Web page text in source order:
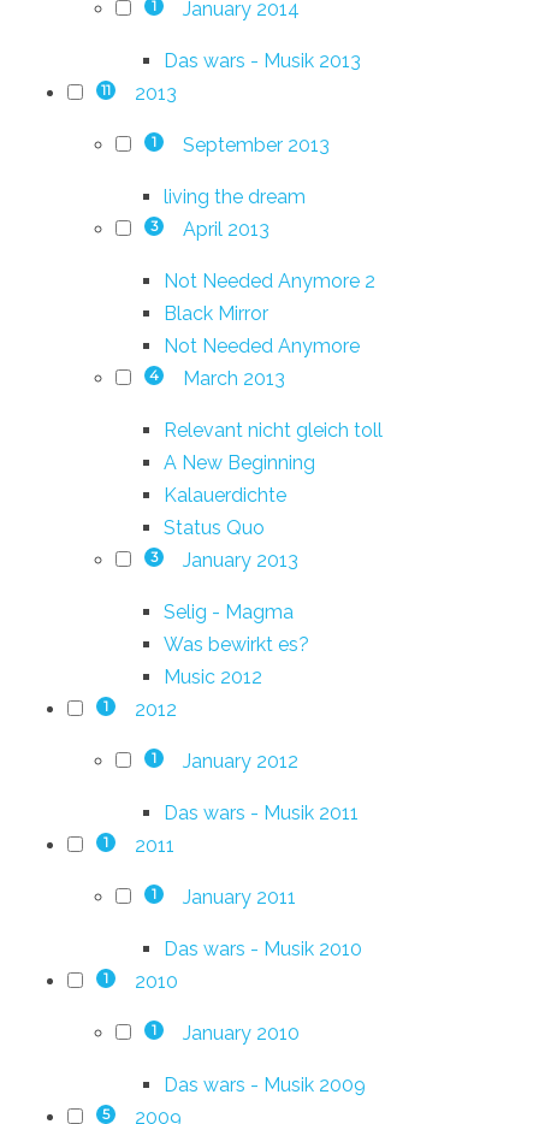
1 January 2014
Das wars - Musik 2013
11 2013
1 September 2013
living the dream
3 April 2013
Not Needed Anymore 2
Black Mirror
Not Needed Anymore
4 March 2013
Relevant nicht gleich toll
A New Beginning
Kalauerdichte
Status Quo
3 January 2013
Selig - Magma
Was bewirkt es?
Music 2012
1 2012
1 January 2012
Das wars - Musik 2011
1 2011
1 January 2011
Das wars - Musik 2010
1 2010
1 January 2010
Das wars - Musik 2009
5 2009